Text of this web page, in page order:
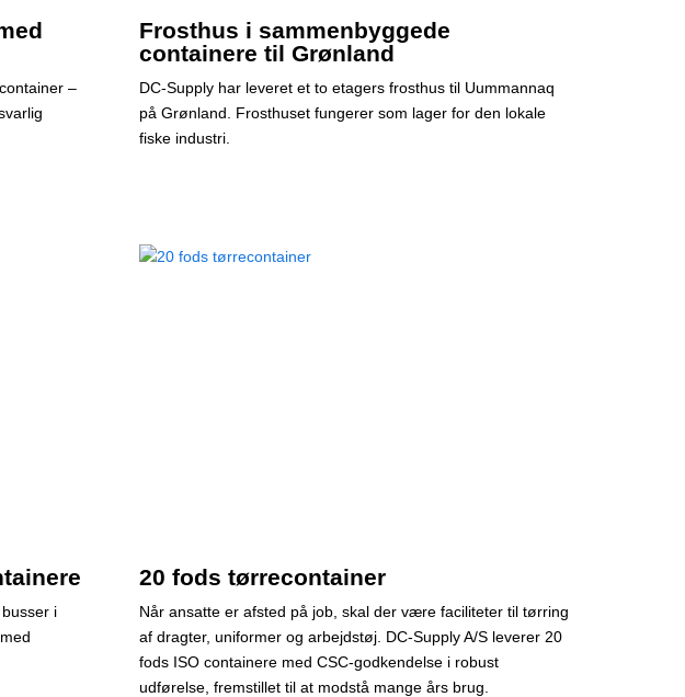
–
Frosthus i sammenbyggede
containere til Grønland
DC-Supply har leveret et to etagers frosthus til Uummannaq
på Grønland. Frosthuset fungerer som lager for den lokale
fiske industri.
i
20 fods tørrecontainer
Når ansatte er afsted på job, skal der være faciliteter til tørring
af dragter, uniformer og arbejdstøj. DC-Supply A/S leverer 20
fods ISO containere med CSC-godkendelse i robust
udførelse, fremstillet til at modstå mange års brug.